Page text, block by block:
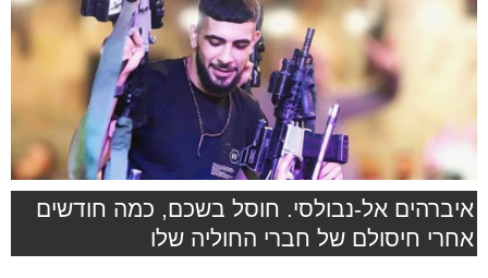
איברהים אל-נבולסי. חוסל בשכם, כמה חודשים
אחרי חיסולם של חברי החוליה שלו